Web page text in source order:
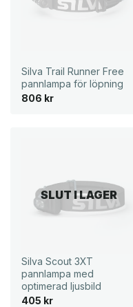
Silva Trail Runner Free
pannlampa för löpning
806 kr
SLUT I LAGER
Silva Scout 3XT
pannlampa med
optimerad ljusbild
405 kr